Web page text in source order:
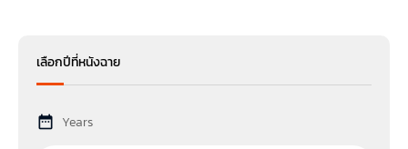
เลือกปีที่หนังฉาย
Years